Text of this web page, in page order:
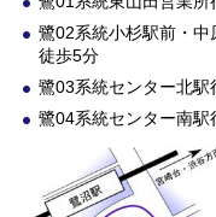
鷺02系統小杉駅前・
徒歩5分
鷺03系統センター北
鷺04系統センター南